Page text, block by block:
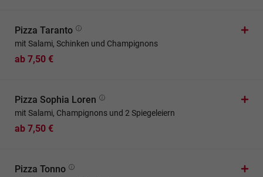
Pizza Taranto
mit Salami, Schinken und Champignons
ab 7,50 €
Pizza Sophia Loren
mit Salami, Champignons und 2 Spiegeleiern
ab 7,50 €
Pizza Tonno